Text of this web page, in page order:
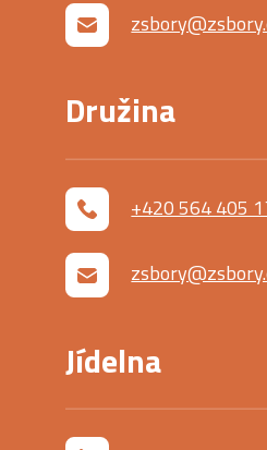
Družina
+420 564 405
Jídelna